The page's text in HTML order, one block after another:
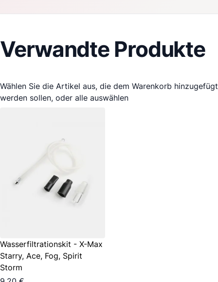
Verwandte Produkte
Wählen Sie die Artikel aus, die dem Warenkorb hinzugefügt
werden sollen, oder alle auswählen
Wasserfiltrationskit - X-Max
Starry, Ace, Fog, Spirit
Storm